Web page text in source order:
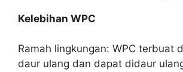
Kelebihan WPC
Ramah lingkungan: WPC terbuat
daur ulang dan dapat didaur